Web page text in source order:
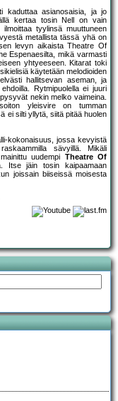
kaduttaa asianosaisia, ja jo
kertaa tosin Nell on vain
tyylinsä muuttuneen
metallista tässä yhä on
levyn aikaista Theatre Of
Espenaesilta, mikä varmasti
yhtyeeseen. Kitarat toki
käytetään melodioiden
hallitsevan aseman, ja
Rytmipuolella ei juuri
nekin melko vaimeina.
yleisvire on tumman
ei silti yllytä, siitä pitää huolen
kokonaisuus, jossa kevyistä
sävyillä. Mikäli
uudempi Theatre Of
Itse jäin tosin kaipaamaan
joissain biiseissä moisesta